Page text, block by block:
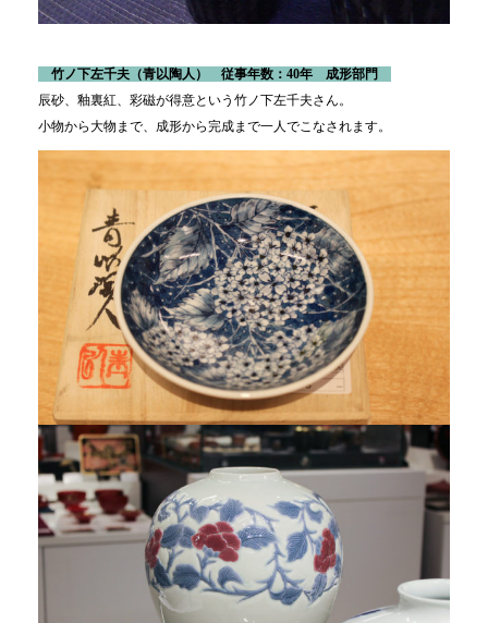
竹ノ下左千夫 （青以陶人） 従事年数：40年 成形部門
辰砂、釉裏紅、彩磁が得意という竹ノ下左千夫さん。
小物から大物まで、成形から完成まで一人でこなされます。